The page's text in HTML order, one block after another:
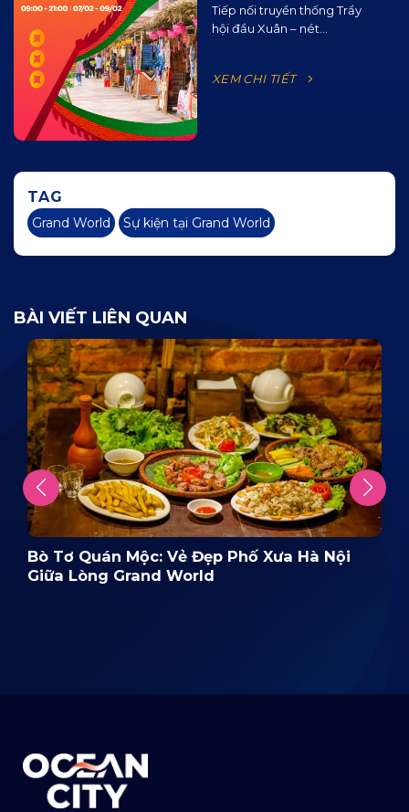
OCEAN JAM 2025
Tiếp nối truyền thống Trẩy
hội đầu Xuân – nét...
XEM CHI TIẾT
TAG
Grand World Sự kiện tại Grand World
BÀI VIẾT LIÊN QUAN
Bò Tơ Quán Mộc: Vẻ Đẹp Phố Xưa Hà Nội
Giữa Lòng Grand World